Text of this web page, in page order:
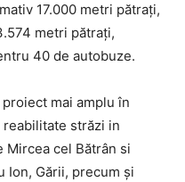
17.000 metri pătrați,
metri pătrați,
40 de autobuze.
mai amplu în
străzi in
Mircea cel Bătrân si
Ion, Gării, precum și